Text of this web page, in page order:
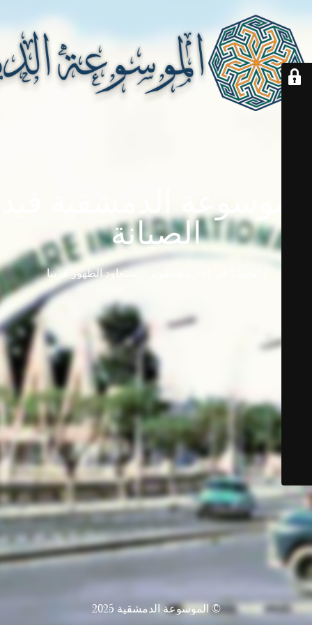
الصيانة
دامابيديا في إجازة للتطوير ... ستعاود الظهور قريباً
© الموسوعة الدمشقية 2025